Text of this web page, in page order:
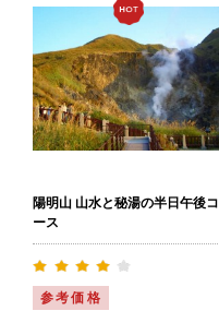
陽明山 山水と秘湯の半日午後コ
ース
参考価格